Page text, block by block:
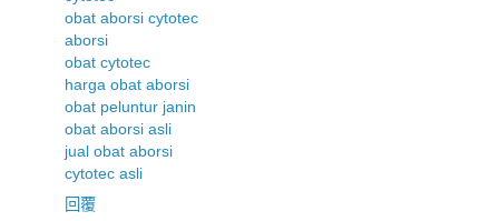
obat aborsi cytotec
aborsi
obat cytotec
harga obat aborsi
obat peluntur janin
obat aborsi asli
jual obat aborsi
cytotec asli
回覆